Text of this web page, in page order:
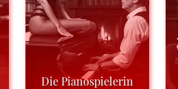
Die Pianospielerin